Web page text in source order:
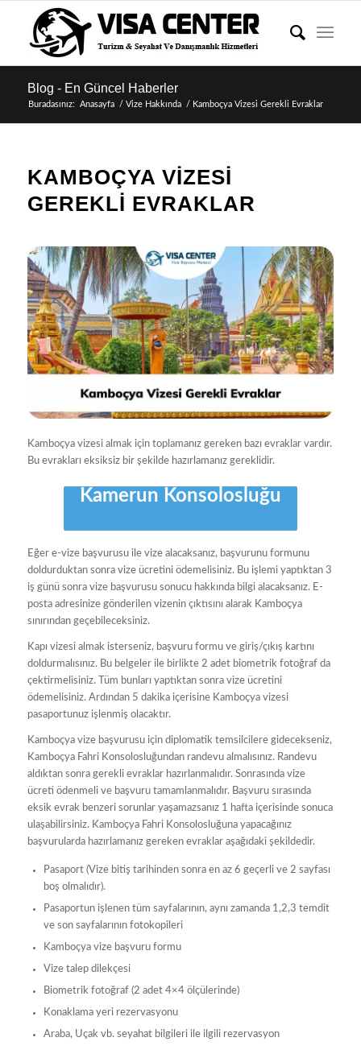
Blog - En Güncel Haberler
Buradasınız: Anasayfa / Vize Hakkında / Kamboçya Vizesi Gerekli Evraklar
KAMBOÇYA VIZESI
GEREKLI EVRAKLAR
Kamboçya vizesi almak için toplamanız gereken bazı evraklar vardır.
Bu evrakları eksiksiz bir şekilde hazırlamanız gereklidir.
Kamerun Konsolosluğu
Eğer e-vize başvurusu ile vize alacaksanız, başvurunu formunu
doldurduktan sonra vize ücretini ödemelisiniz. Bu işlemi yaptıktan 3
iş günü sonra vize başvurusu sonucu hakkında bilgi alacaksanız. E-
posta adresinize gönderilen vizenin çıktısını alarak Kamboçya
sınırından geçebileceksiniz.
Kapı vizesi almak isterseniz, başvuru formu ve giriş/çıkış kartını
doldurmalısınız. Bu belgeler ile birlikte 2 adet biometrik fotoğraf da
çektirmelisiniz. Tüm bunları yaptıktan sonra vize ücretini
ödemelisiniz. Ardından 5 dakika içerisine Kamboçya vizesi
pasaportunuz işlenmiş olacaktır.
Kamboçya vize başvurusu için diplomatik temsilcilere gidecekseniz,
Kamboçya Fahri Konsolosluğundan randevu almalısınız. Randevu
aldıktan sonra gerekli evraklar hazırlanmalıdır. Sonrasında vize
ücreti ödenmeli ve başvuru tamamlanmalıdır. Başvuru sırasında
eksik evrak benzeri sorunlar yaşamazsanız 1 hafta içerisinde sonuca
ulaşabilirsiniz. Kamboçya Fahri Konsolosluğuna yapacağınız
başvurularda hazırlamanız gereken evraklar aşağıdaki şekildedir.
Pasaport (Vize bitiş tarihinden sonra en az 6 geçerli ve 2 sayfası
boş olmalıdır).
Pasaportun işlenen tüm sayfalarının, aynı zamanda 1,2,3 temdit
ve son sayfalarının fotokopileri
Kamboçya vize başvuru formu
Vize talep dilekçesi
Biometrik fotoğraf (2 adet 4×4 ölçülerinde)
Konaklama yeri rezervasyonu
Araba, Uçak vb. seyahat bilgileri ile ilgili rezervasyon